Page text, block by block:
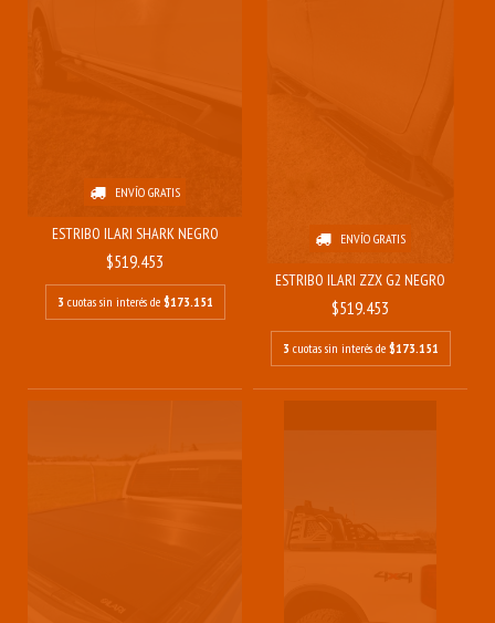
ENVÍO GRATIS
ESTRIBO ILARI SHARK NEGRO
$519.453
3 cuotas sin interés de $173.151
ENVÍO GRATIS
ESTRIBO ILARI ZZX G2 NEGRO
$519.453
3 cuotas sin interés de $173.151